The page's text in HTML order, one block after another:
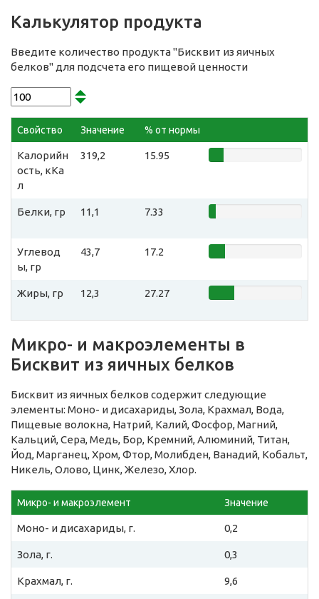
Калькулятор продукта
Введите количество продукта "Бисквит из яичных
белков" для подсчета его пищевой ценности
Свойство Значение % от нормы
Калорийн
ость, кКа
л
319,2 15.95
Белки, гр 11,1 7.33
Углевод
ы, гр
43,7 17.2
Жиры, гр 12,3 27.27
Микро- и макроэлементы в
Бисквит из яичных белков
Бисквит из яичных белков содержит следующие
элементы: Моно- и дисахариды, Зола, Крахмал, Вода,
Пищевые волокна, Натрий, Калий, Фосфор, Магний,
Кальций, Сера, Медь, Бор, Кремний, Алюминий, Титан,
Йод, Марганец, Хром, Фтор, Молибден, Ванадий, Кобальт,
Никель, Олово, Цинк, Железо, Хлор.
Микро- и макроэлемент Значение
Моно- и дисахариды, г. 0,2
Зола, г. 0,3
Крахмал, г. 9,6